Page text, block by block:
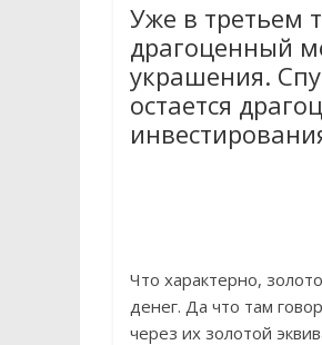
Уже в третьем
драгоценный
украшения.
остается
Что характерно,
денег. Да что там
через их золотой